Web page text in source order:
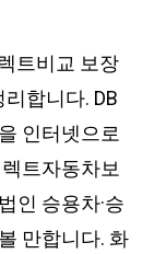
트비교 보장
합니다. DB
인터넷으로
트자동차보
인 승용차·승
만합니다. 화